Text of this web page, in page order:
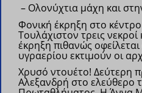
– Ολονύχτια μάχη και
Φονική έκρηξη στο
Τουλάχιστον τρεις νεκροί
έκρηξη πιθανώς
υγραερίου εκτιμούν οι
Χρυσό ντουέτο! Δεύτερη
Αλεξανδρή στο ελεύθερο